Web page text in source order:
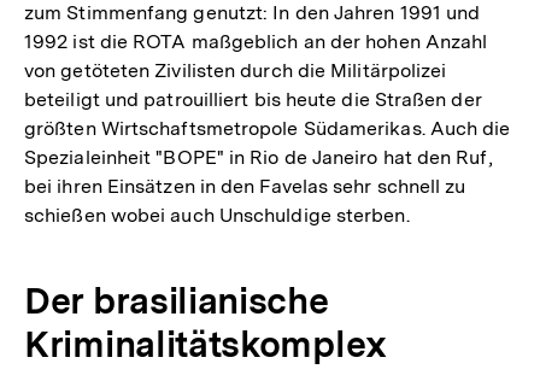
zum Stimmenfang genutzt: In den Jahren 1991 und
1992 ist die ROTA maßgeblich an der hohen Anzahl
von getöteten Zivilisten durch die Militärpolizei
beteiligt und patrouilliert bis heute die Straßen der
größten Wirtschaftsmetropole Südamerikas. Auch die
Spezialeinheit "BOPE" in Rio de Janeiro hat den Ruf,
bei ihren Einsätzen in den Favelas sehr schnell zu
schießen wobei auch Unschuldige sterben.
Der brasilianische
Kriminalitätskomplex